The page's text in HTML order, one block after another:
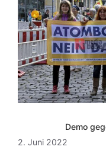
Demo
2. Juni 2022